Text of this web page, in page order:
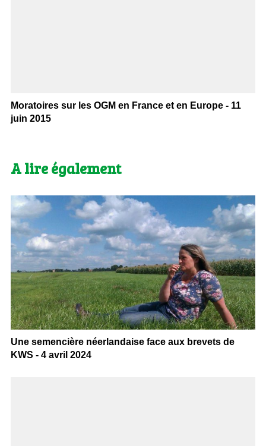
Moratoires sur les OGM en France et en Europe - 11
juin 2015
A lire également
Une semencière néerlandaise face aux brevets de
KWS - 4 avril 2024